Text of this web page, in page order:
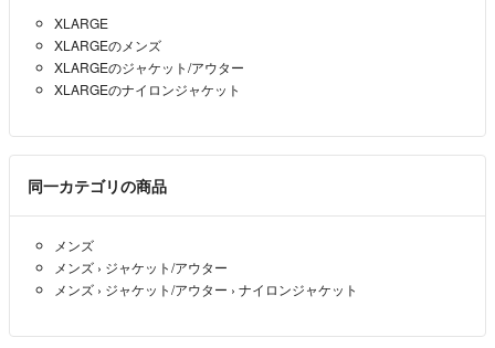
XLARGE
XLARGEのメンズ
XLARGEのジャケット/アウター
XLARGEのナイロンジャケット
同一カテゴリの商品
メンズ
メンズ › ジャケット/アウター
メンズ › ジャケット/アウター › ナイロンジャケット